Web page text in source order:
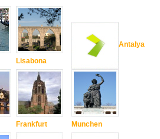
Lisabona
Frankfurt
Antalya
Munchen